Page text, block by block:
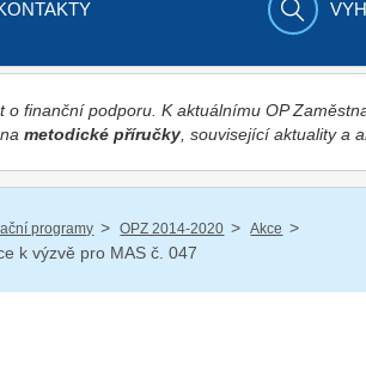
finanční podporu. K aktuálnímu OP
metodické příručky, související aktuality a
programy / OPZ 2014-2020 / Akce /
k výzvě pro MAS č. 047